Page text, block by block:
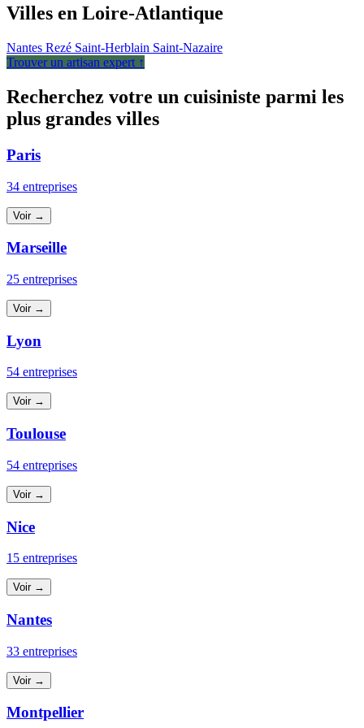
Villes en Loire-Atlantique
Nantes Rezé Saint-Herblain Saint-Nazaire
Trouver un artisan expert ↑
Recherchez votre un cuisiniste parmi les
plus grandes villes
Paris
34 entreprises
Voir →
Marseille
25 entreprises
Voir →
Lyon
54 entreprises
Voir →
Toulouse
54 entreprises
Voir →
Nice
15 entreprises
Voir →
Nantes
33 entreprises
Voir →
Montpellier